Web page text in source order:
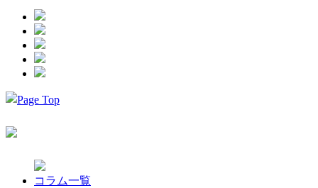
コラム一覧